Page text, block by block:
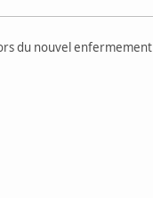
du nouvel enfermement